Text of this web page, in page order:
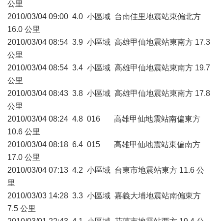
公里
2010/03/04 09:00 4.0 小區域 台南佳里地震站東偏北方
16.0 公里
2010/03/04 08:54 3.9 小區域 高雄甲仙地震站東南方 17.3
公里
2010/03/04 08:54 3.4 小區域 高雄甲仙地震站東南方 19.7
公里
2010/03/04 08:43 3.8 小區域 高雄甲仙地震站東南方 17.8
公里
2010/03/04 08:24 4.8 016 高雄甲仙地震站南偏東方
10.6 公里
2010/03/04 08:18 6.4 015 高雄甲仙地震站東偏南方
17.0 公里
2010/03/04 07:13 4.2 小區域 台東市地震站東方 11.6 公
里
2010/03/03 14:28 3.3 小區域 嘉義大埔地震站南偏東方
7.5 公里